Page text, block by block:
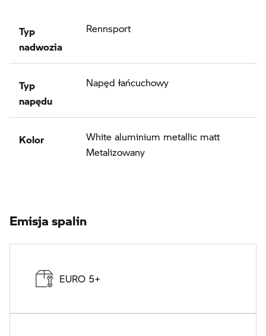
Typ
nadwozia
Rennsport
Typ
napędu
Napęd łańcuchowy
Kolor
White aluminium metallic matt
Metalizowany
Emisja spalin
EURO 5+